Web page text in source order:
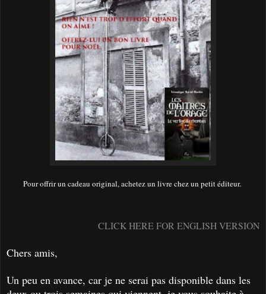
Pour offrir un cadeau original, achetez un livre chez un petit éditeur.
CLICK HERE FOR ENGLISH VERSION
Chers amis,
Un peu en avance, car je ne serai pas disponible dans les